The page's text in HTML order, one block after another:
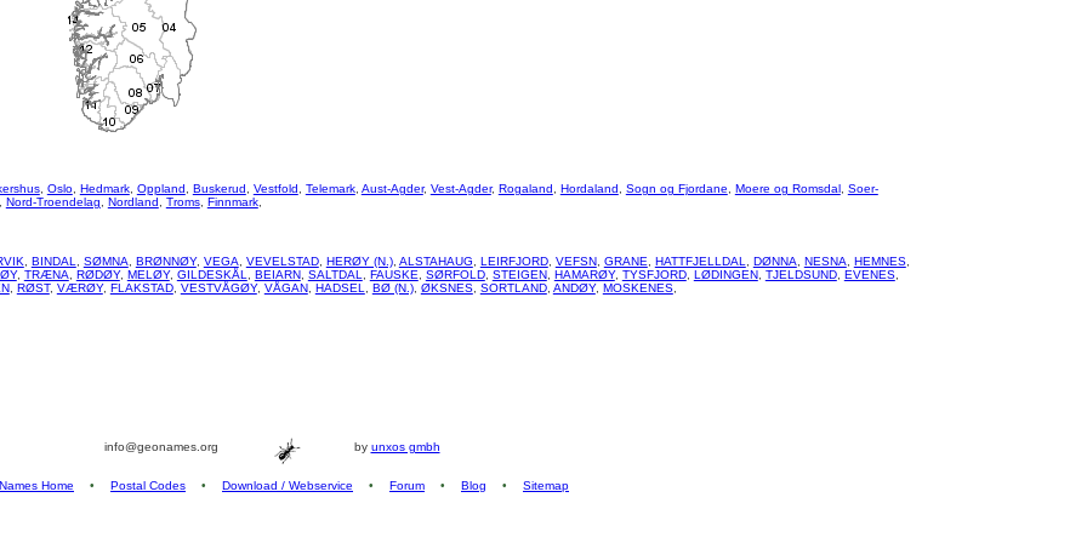
, Oslo, Hedmark, Oppland Buskerud Vestfold Telemark, Aust-Agder, Vest-Agder, Rogaland Hordaland Sogn og Fjordane Moere og Romsdal, Soer-
Nord-Troendelag Nordland Troms, Finnmark,
BINDAL SØMNA BRØNNØY, VEGA VEVELSTAD, HERØY (N.), ALSTAHAUG LEIRFJORD, VEFSN, GRANE HATTFJELLDAL DØNNA NESNA HEMNES,
, TRÆNA RØDØY, MELØY, GILDESKÅL BEIARN, SALTDAL FAUSKE SØRFOLD, STEIGEN, HAMARØY, TYSFJORD, LØDINGEN, TJELDSUND, EVENES,
, RØST, VÆRØY, FLAKSTAD, VESTVÅGØY, VÅGAN, HADSEL BØ (N.), ØKSNES, SORTLAND, ANDØY, MOSKENES,
info@geonames.org by unxos gmbh
Home • Postal Codes • Download / Webservice • Forum • Blog • Sitemap